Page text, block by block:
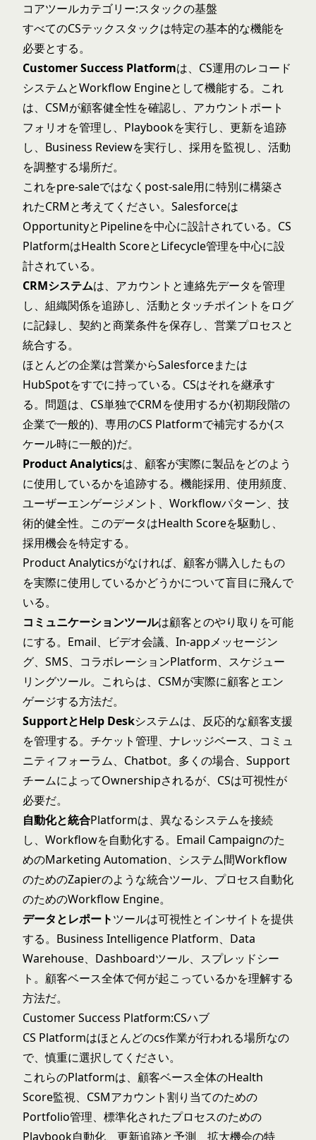
コアツールカテゴリー:スタックの基盤
すべてのCSテックスタックは特定の基本的な機能を
必要とする。
Customer Success Platformは、CS運用のレコード
システムとWorkflow Engineとして機能する。これ
は、CSMが顧客健全性を確認し、アカウントポート
フォリオを管理し、Playbookを実行し、更新を追跡
し、Business Reviewを実行し、採用を監視し、活動
を調整する場所だ。
これをpre-saleではなくpost-sale用に特別に構築さ
れたCRMと考えてください。Salesforceは
OpportunityとPipelineを中心に設計されている。CS
PlatformはHealth ScoreとLifecycle管理を中心に設
計されている。
CRMシステムは、アカウントと連絡先データを管理
し、組織関係を追跡し、活動とタッチポイントをログ
に記録し、契約と商業条件を保存し、営業プロセスと
統合する。
ほとんどの企業は営業からSalesforceまたは
HubSpotをすでに持っている。CSはそれを継承す
る。問題は、CS単独でCRMを使用するか(初期段階の
企業で一般的)、専用のCS Platformで補完するか(ス
ケール時に一般的)だ。
Product Analyticsは、顧客が実際に製品をどのよう
に使用しているかを追跡する。機能採用、使用頻度、
ユーザーエンゲージメント、Workflowパターン、技
術的健全性。このデータはHealth Scoreを駆動し、
採用機会を特定する。
Product Analyticsがなければ、顧客が購入したもの
を実際に使用しているかどうかについて盲目に飛んで
いる。
コミュニケーションツールは顧客とのやり取りを可能
にする。Email、ビデオ会議、In-appメッセージン
グ、SMS、コラボレーションPlatform、スケジュー
リングツール。これらは、CSMが実際に顧客とエン
ゲージする方法だ。
SupportとHelp Deskシステムは、反応的な顧客支援
を管理する。チケット管理、ナレッジベース、コミュ
ニティフォーラム、Chatbot。多くの場合、Support
チームによってOwnershipされるが、CSは可視性が
必要だ。
自動化と統合Platformは、異なるシステムを接続
し、Workflowを自動化する。Email Campaignのた
めのMarketing Automation、システム間Workflow
のためのZapierのような統合ツール、プロセス自動化
のためのWorkflow Engine。
データとレポートツールは可視性とインサイトを提供
する。Business Intelligence Platform、Data
Warehouse、Dashboardツール、スプレッドシー
ト。顧客ベース全体で何が起こっているかを理解する
方法だ。
Customer Success Platform:CSハブ
CS Platformはほとんどのcs作業が行われる場所なの
で、慎重に選択してください。
これらのPlatformは、顧客ベース全体のHealth
Score監視、CSMアカウント割り当てのための
Portfolio管理、標準化されたプロセスのための
Playbook自動化、更新追跡と予測、拡大機会の特